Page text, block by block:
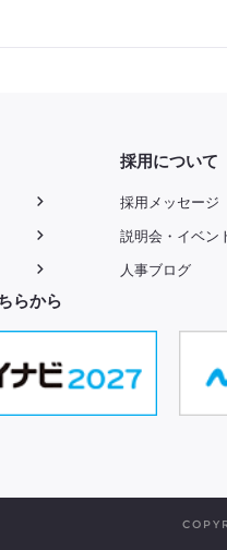
採用について
採用メッセージ
説明会・イベン
人事ブログ
らから